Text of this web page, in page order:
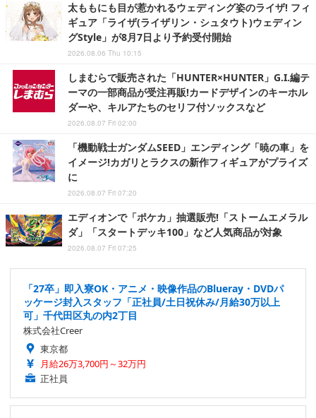
太ももにも目が惹かれるウェディング姿のライザ! フィ
ギュア「ライザ(ライザリン・シュタウト)ウェディン
グStyle」が8月7日より予約受付開始
2026.08.06 Thu 10:15
しまむらで販売された「HUNTER×HUNTER」G.I.編テ
ーマの一部商品が受注再販!カードデザインのキーホル
ダーや、キルアたちのセリフ付ソックスなど
2026.08.07 Fri 02:00
「機動戦士ガンダムSEED」エンディング「暁の車」を
イメージ!カガリとラクスの新作フィギュアがプライズ
に
2026.08.07 Fri 07:20
エディオンで「ポケカ」抽選販売!「ストームエメラル
ダ」「スタートデッキ100」など人気商品が対象
2026.08.07 Fri 07:25
「27卒」即入寮OK・アニメ・映像作品のBlueray・DVDパ
ッケージ封入スタッフ「正社員/土日祝休み/月給30万以上
可」千代田区丸の内2丁目
株式会社Creer
東京都
月給26万3,700円～32万円
正社員